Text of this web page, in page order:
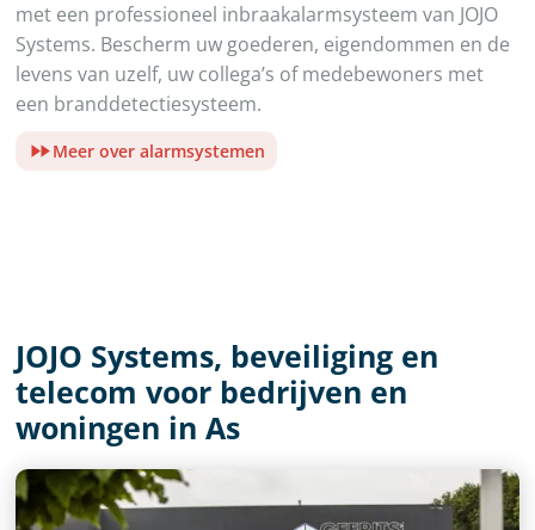
met een professioneel inbraakalarmsysteem van JOJO
Systems. Bescherm uw goederen, eigendommen en de
levens van uzelf, uw collega’s of medebewoners met
een branddetectiesysteem.
Meer over alarmsystemen
JOJO Systems, beveiliging en
telecom voor bedrijven en
woningen in As